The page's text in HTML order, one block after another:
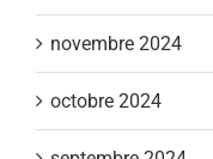
novembre 2024
octobre 2024